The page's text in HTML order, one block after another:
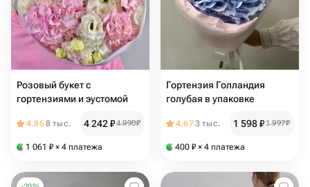
Розовый букет с
гортензиями и эустомой
4.868 тыс. 4 242₽4 990₽
1 061 ₽ × 4 платежа
Гортензия Голландия
голубая в упаковке
4.673 тыс. 1 598₽1 997₽
400 ₽ × 4 платежа